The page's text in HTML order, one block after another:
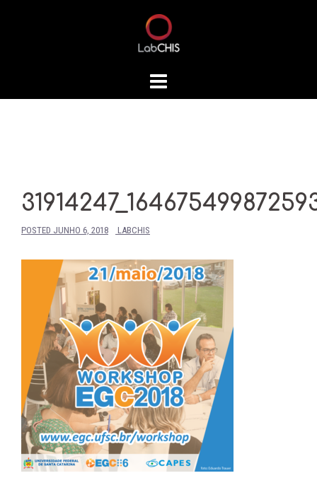
POSTED JUNHO 6, 2018 LABCHIS